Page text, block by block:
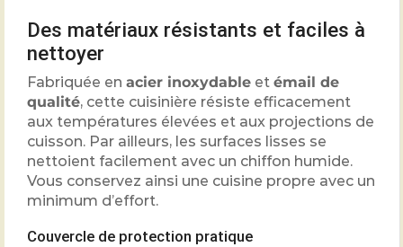
Des matériaux résistants et faciles à
nettoyer
Fabriquée en acier inoxydable et émail de
qualité, cette cuisinière résiste efficacement
aux températures élevées et aux projections de
cuisson. Par ailleurs, les surfaces lisses se
nettoient facilement avec un chiffon humide.
Vous conservez ainsi une cuisine propre avec un
minimum d’effort.
Couvercle de protection pratique